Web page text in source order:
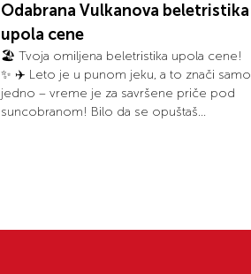
Odabrana Vulkanova beletristika
upola cene
🏖️ Tvoja omiljena beletristika upola cene!
✨️ ✈️ Leto je u punom jeku, a to znači samo
jedno – vreme je za savršene priče pod
suncobranom! Bilo da se opuštaš...